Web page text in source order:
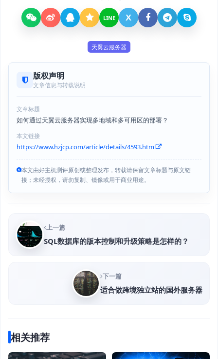
LINE X
天翼云服务器
版权声明
文章信息与转载说明
文章标题
如何通过天翼云服务器实现多地域和多可用区的部署？
本文链接
https://www.hzjcp.com/article/details/4593.html
本文由好主机测评原创或整理发布，转载请保留文章标题与原文链
接；未经授权，请勿复制、镜像或用于商业用途。
上一篇
SQL数据库的版本控制和升级策略是怎样的？
下一篇
适合做跨境独立站的国外服务器
相关推荐